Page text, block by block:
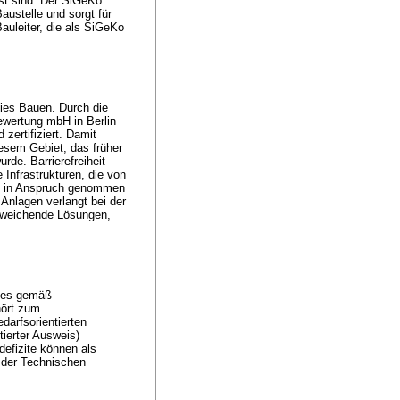
und sorgt für
die als SiGeKo
Bauen. Durch die
mbH in Berlin
zertifiziert. Damit
Gebiet, das früher
Barrierefreiheit
Infrastrukturen, die von
Anspruch genommen
verlangt bei der
Lösungen,
gemäß
zum
Ausweis)
können als
Technischen